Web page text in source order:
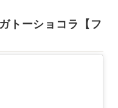
トーショコラ【フ